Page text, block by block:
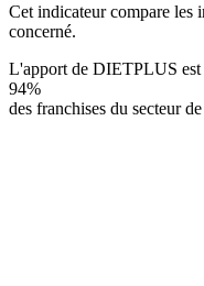
Cet indicateur compare les
concerné.
L'apport de DIETPLUS est
94%
des franchises du secteur